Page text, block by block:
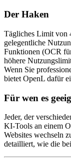
Der Haken
Tägliches Limit von
gelegentliche
Funktionen (OCR
höhere
Wenn Sie
bietet OpenL dafür
Für wen es
Jeder, der
KI-Tools an einem
Websites wechseln
detailliert, wie die